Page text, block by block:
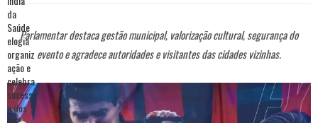
Parlamentar destaca gestão municipal, valorização cultural, segurança do
evento e agradece autoridades e visitantes das cidades vizinhas.